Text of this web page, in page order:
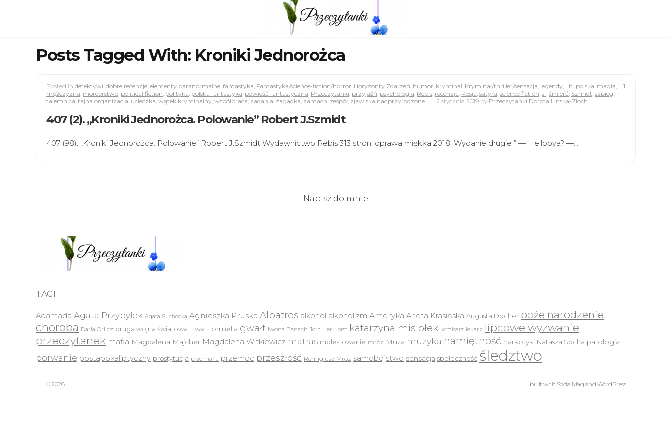
Posts Tagged With: Kroniki Jednorożca
1
Posted in detektywi, dobre recenzje, elementy paranormalne, fantastyka, Fantastyka/science-fiction/horror, Horyzonty Zdarzeń, humor, kryminał, Kryminał/thriller/sensacja, legendy, Lit. polska, magia,
mężczyzna, morderstwo, political fiction, polityka, polska fantastyka, powieść fantastyczna, Przeczytanki, przyjaźń, psychologia, Rebis, recenzja, Rosja, satyra, science fiction, sf, śmierć, Szmidt, szpieg,
tajemnica, tajna organizacja, ucieczka, wątek kryminalny, współpraca, zadania, zagadka, zamach, zespół, zjawiska nadprzyrodzone 2 stycznia 2019 by Przeczytanki Dorota Lińska-Złoch
407 (2). „Kroniki Jednorożca. Polowanie” Robert J.Szmidt
407 (98). „Kroniki Jednorożca. Polowanie” Robert J.Szmidt Wydawnictwo Rebis 313 stron, oprawa miękka 2018, Wydanie drugie ” — Hellboya? —…
Napisz do mnie
TAGI
Adamada Agata Przybyłek Agata Suchocka Agnieszka Pruska Albatros alkohol alkoholizm Ameryka Aneta Krasińska Augusta Docher boże narodzenie
choroba Daria Orlicz druga wojna światowa Ewa Formella gwałt Iwona Banach Jorn Lier Horst katarzyna misiołek komisarz lekarz lipcowe wyzwanie
przeczytanek mafia Magdalena Majcher Magdalena Witkiewicz matras molestowanie mróz Muza muzyka namiętność narkotyki Natasza Socha patologia
porwanie postapokaliptyczny prostytucja przemiana przemoc przeszłość Remigiusz Mróz samobójstwo sensacja społeczność śledztwo
© 2026 built with SocialMag and WordPress